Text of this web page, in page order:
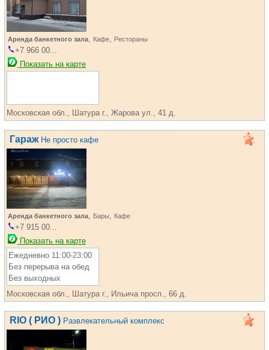
Аренда банкетного зала, Кафе, Рестораны
+7 966 00...
Показать на карте
Московская обл., Шатура г., Жарова ул., 41 д.
Гараж Не просто кафе
Аренда банкетного зала, Бары, Кафе
+7 915 00...
Показать на карте
Ежедневно 11:00-23:00
Без перерыва на обед
Без выходных
Московская обл., Шатура г., Ильича просп., 66 д.
RIO ( РИО ) Развлекательный комплекс